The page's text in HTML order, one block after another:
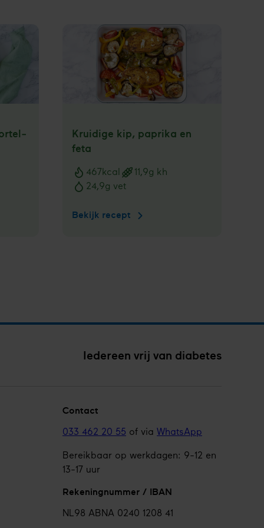
Kruidige kip, paprika en
feta
Voedingswaarden
467kcal 11,9g kh
24,9g vet
Bekijk recept Kruidige
Iedereen vrij van diabetes
Contact
033 462 20 55 of via WhatsApp
Bereikbaar op werkdagen: 9-12 en
13-17 uur
Rekeningnummer / IBAN
NL98 ABNA 0240 1208 41